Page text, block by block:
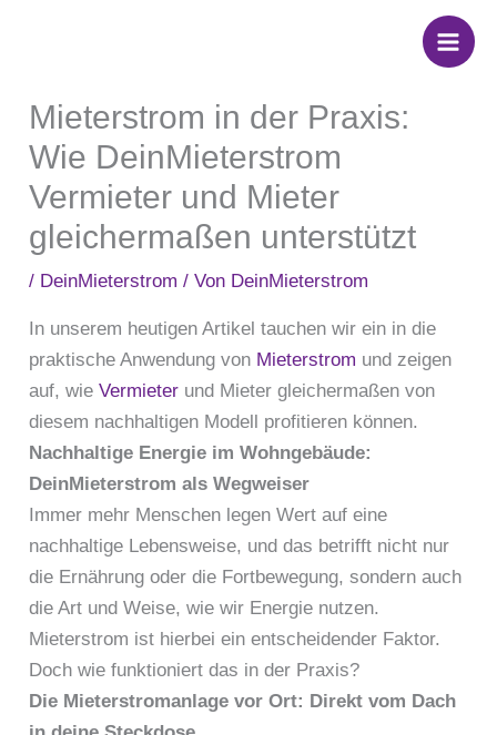
Mieterstrom in der Praxis:
Wie DeinMieterstrom
Vermieter und Mieter
gleichermaßen unterstützt
/ DeinMieterstrom / Von DeinMieterstrom
In unserem heutigen Artikel tauchen wir ein in die
praktische Anwendung von Mieterstrom und zeigen
auf, wieVermieter und Mieter gleichermaßen von
diesem nachhaltigen Modell profitieren können.
Nachhaltige Energie im Wohngebäude:
DeinMieterstrom als Wegweiser
Immer mehr Menschen legen Wert auf eine
nachhaltige Lebensweise, und das betrifft nicht nur
die Ernährung oder die Fortbewegung, sondern auch
die Art und Weise, wie wir Energie nutzen.
Mieterstrom ist hierbei ein entscheidender Faktor.
Doch wie funktioniert das in der Praxis?
Die Mieterstromanlage vor Ort: Direkt vom Dach